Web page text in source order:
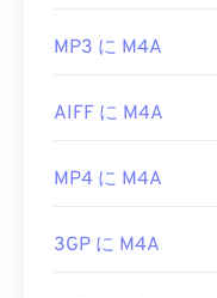
MP3 に M4A
AIFF に M4A
MP4 に M4A
3GP に M4A